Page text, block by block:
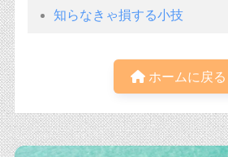
知らなきゃ損する小技
ホームに戻る